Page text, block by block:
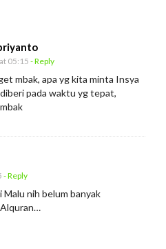
05:15 - Reply
mbak, apa yg kita minta Insya
pada waktu yg tepat,
- Reply
Malu nih belum banyak